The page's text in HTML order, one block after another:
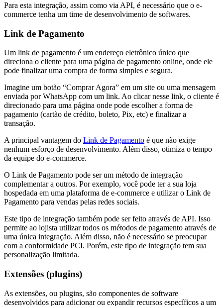
Para esta integração, assim como via API, é necessário que o e-
commerce tenha um time de desenvolvimento de softwares.
Link de Pagamento
Um link de pagamento é um endereço eletrônico único que
direciona o cliente para uma página de pagamento online, onde ele
pode finalizar uma compra de forma simples e segura.
Imagine um botão “Comprar Agora” em um site ou uma mensagem
enviada por WhatsApp com um link. Ao clicar nesse link, o cliente é
direcionado para uma página onde pode escolher a forma de
pagamento (cartão de crédito, boleto, Pix, etc) e finalizar a
transação.
A principal vantagem do Link de Pagamento é que não exige
nenhum esforço de desenvolvimento. Além disso, otimiza o tempo
da equipe do e-commerce.
O Link de Pagamento pode ser um método de integração
complementar a outros. Por exemplo, você pode ter a sua loja
hospedada em uma plataforma de e-commerce e utilizar o Link de
Pagamento para vendas pelas redes sociais.
Este tipo de integração também pode ser feito através de API. Isso
permite ao lojista utilizar todos os métodos de pagamento através de
uma única integração. Além disso, não é necessário se preocupar
com a conformidade PCI. Porém, este tipo de integração tem sua
personalização limitada.
Extensões (plugins)
As extensões, ou plugins, são componentes de software
desenvolvidos para adicionar ou expandir recursos específicos a um